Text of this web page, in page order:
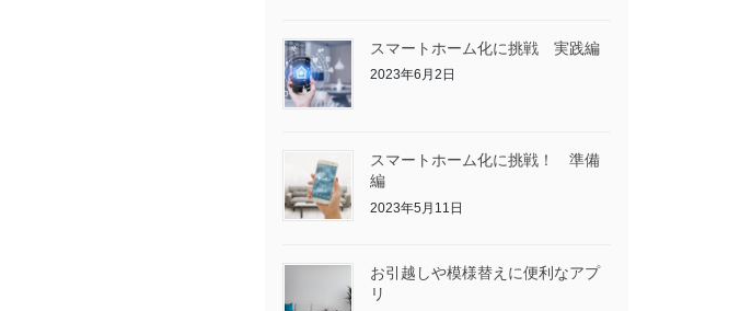
スマートホーム化に挑戦 実践編
2023年6月2日
スマートホーム化に挑戦！ 準備
編
2023年5月11日
お引越しや模様替えに便利なアプ
リ